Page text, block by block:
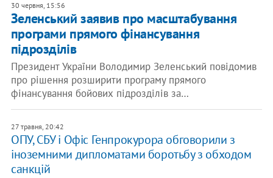
30 червня, 15:56
Зеленський заявив про масштабування
програми прямого фінансування
підрозділів
Президент України Володимир Зеленський повідомив
про рішення розширити програму прямого
фінансування бойових підрозділів за…
27 травня, 20:42
ОПУ, СБУ і Офіс Генпрокурора обговорили з
іноземними дипломатами боротьбу з обходом
санкцій